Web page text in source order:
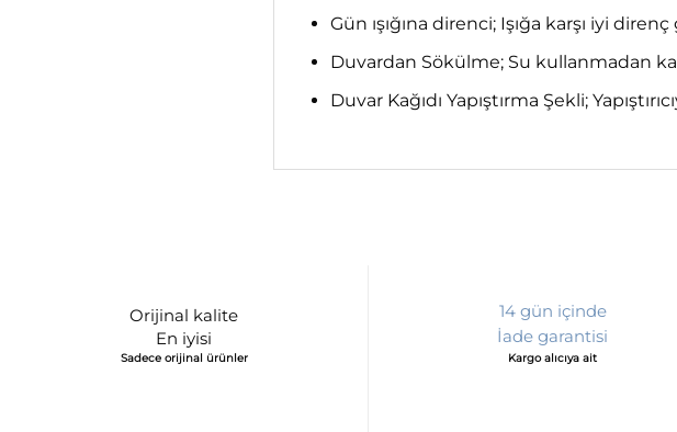
Gün ışığına direnci; Işığa karşı iyi
Duvardan Sökülme; Su kullanmadan
Duvar Kağıdı Yapıştırma Şekli;
Orijinal kalite
En iyisi
Sadece orijinal ürünler
14 gün içinde
İade garantisi
Kargo alıcıya ait